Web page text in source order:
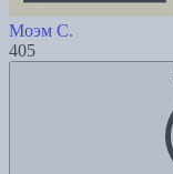
Моэм С.
405